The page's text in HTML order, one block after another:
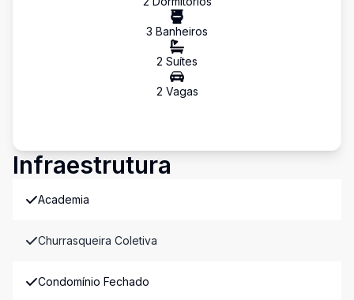
3 Banheiros
2 Suítes
2 Vagas
Infraestrutura
Academia
Churrasqueira Coletiva
Condomínio Fechado